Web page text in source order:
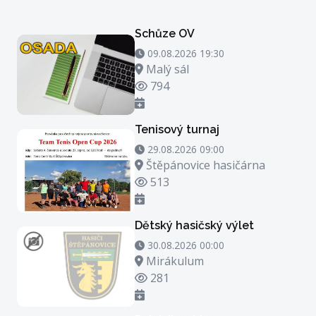
Schůze OV
09.08.2026 19:30 - 09.08.2026 20:30
09.08.2026 19:30
Místo konání
Malý sál
Počet zhlédnutí
794
Tenisový turnaj
29.08.2026 09:00 - 29.08.2026 23:00
29.08.2026 09:00
Místo konání
Štěpánovice hasičárna
Počet zhlédnutí
513
Dětský hasičský výlet
30.08.2026 00:00 - 30.08.2026 21:00
30.08.2026 00:00
Místo konání
Mirákulum
Počet zhlédnutí
281